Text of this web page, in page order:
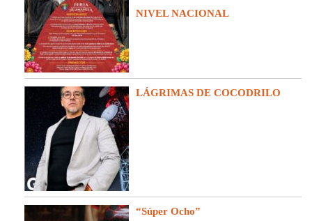
NIVEL NACIONAL
LÁGRIMAS DE COCODRILO
“Súper Ocho”